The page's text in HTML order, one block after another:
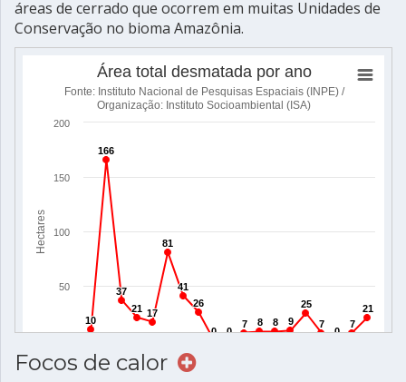
áreas de cerrado que ocorrem em muitas Unidades de
Conservação no bioma Amazônia.
Focos de calor